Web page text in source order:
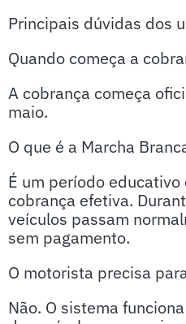
Principais dúvidas dos
Quando começa a
A cobrança começa
maio.
O que é a Marcha
É um período
cobrança efetiva.
veículos passam
sem pagamento.
O motorista precisa
Não. O sistema